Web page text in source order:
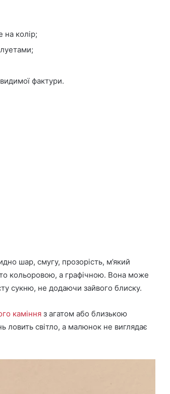
на колір;
фактури.
шар, смугу, прозорість, м’який
кольоровою, а графічною. Вона може
сукню, не додаючи зайвого блиску.
каміння з агатом або близькою
світло, а малюнок не виглядає